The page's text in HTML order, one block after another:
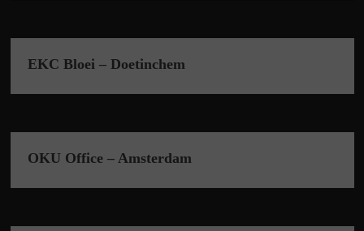
EKC Bloei – Doetinchem
OKU Office – Amsterdam